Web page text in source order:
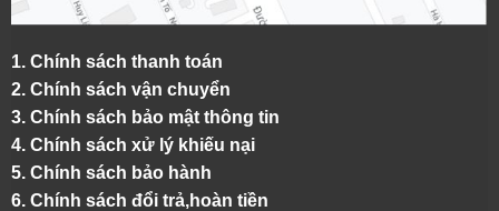
1. Chính sách thanh toán
2. Chính sách vận chuyển
3. Chính sách bảo mật thông tin
4. Chính sách xử lý khiếu nại
5. Chính sách bảo hành
6. Chính sách đổi trả,hoàn tiền